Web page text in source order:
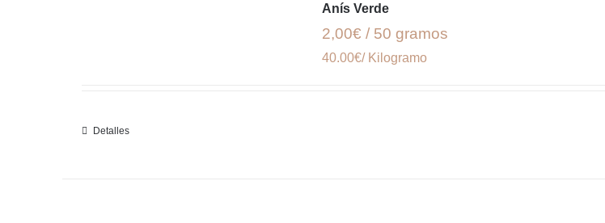
Anís Verde
2,00€ / 50 gramos
40.00€/ Kilogramo
Detalles